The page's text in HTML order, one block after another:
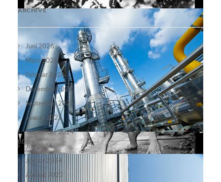
BDB 9
ARCHIVE
Juni 2026
März 2026
Februar 2026
Dezember 2025
September 2025
Januar 2025
September 2024
Juli 2024
Januar 2024
August 2023